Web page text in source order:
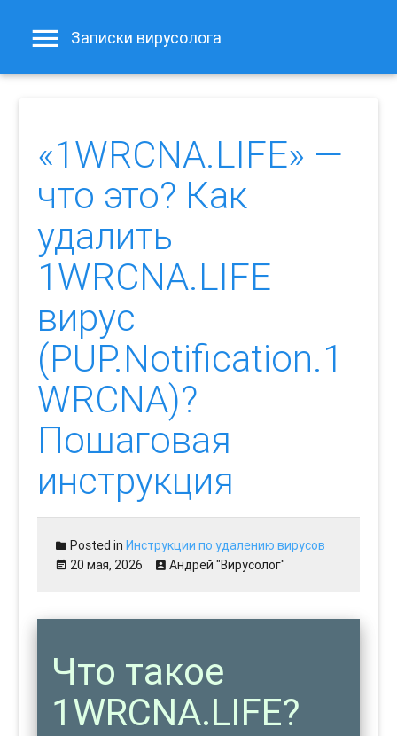
Записки вирусолога
«1WRCNA.LIFE» —
что это? Как
удалить
1WRCNA.LIFE
вирус
(PUP.Notification.1
WRCNA)?
Пошаговая
инструкция
Posted inИнструкции по удалению вирусов
20 мая, 2026
Андрей "Вирусолог"
Что такое
1WRCNA.LIFE?